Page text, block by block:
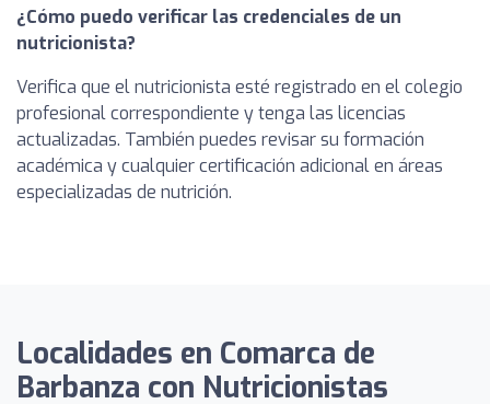
¿Cómo puedo verificar las credenciales de un
nutricionista?
Verifica que el nutricionista esté registrado en el colegio
profesional correspondiente y tenga las licencias
actualizadas. También puedes revisar su formación
académica y cualquier certificación adicional en áreas
especializadas de nutrición.
Localidades en Comarca de
Barbanza con Nutricionistas